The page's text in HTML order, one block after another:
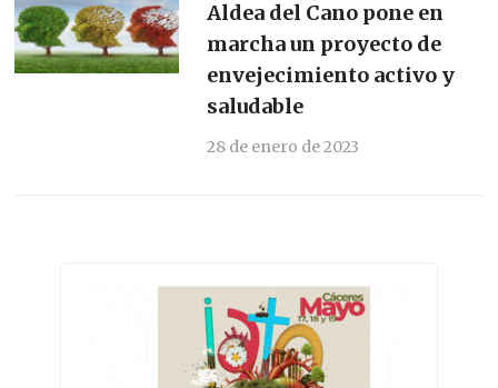
Aldea del Cano pone en
marcha un proyecto de
envejecimiento activo y
saludable
28 de enero de 2023